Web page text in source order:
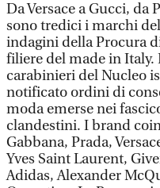
Da Versace a Gucci, da
sono tredici i marchi
indagini della Procura
filiere del made in Italy.
carabinieri del Nucleo
notificato ordini di
moda emerse nei
clandestini. I brand
Gabbana, Prada,
Yves Saint Laurent,
Adidas, Alexander